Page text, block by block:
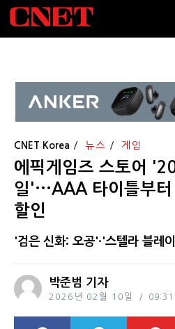
CNET Korea 뉴스 게임
에픽게임즈 스토어
일'···AAA 타이틀부
할인
'검은 신화: 오공'·'스텔라 블레
박준범 기자
2026년 02월 10일 09:31